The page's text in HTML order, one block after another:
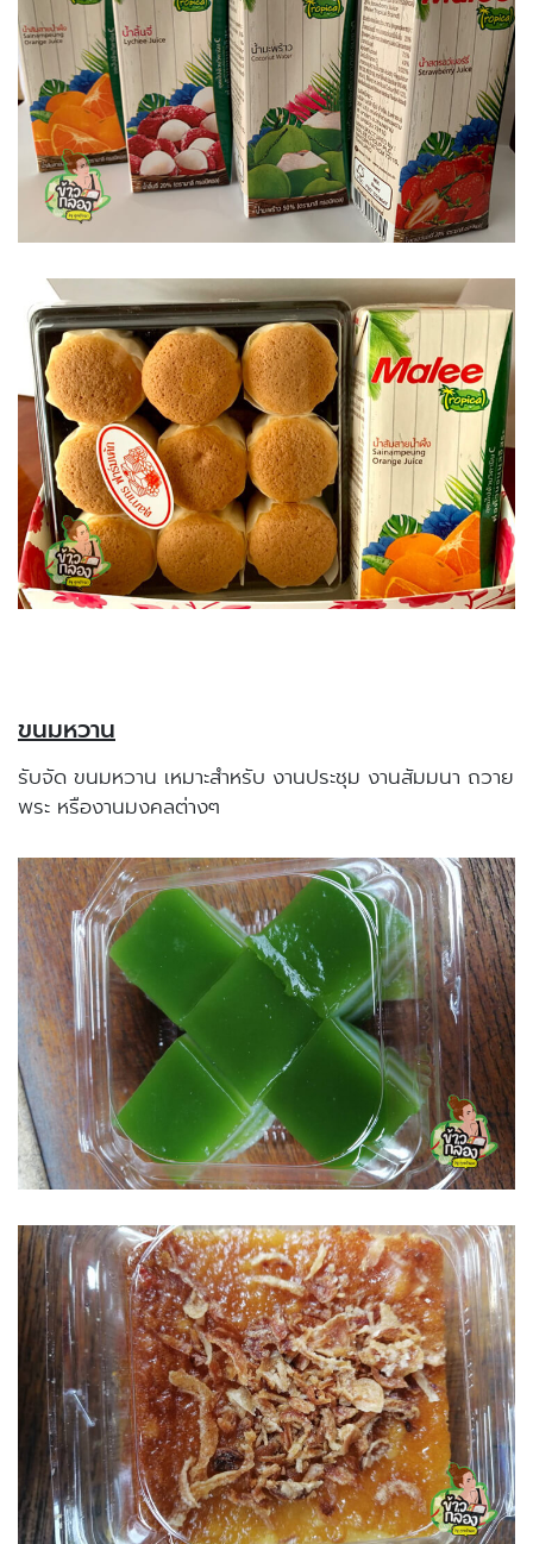
ขนมหวาน
รับจัด ขนมหวาน เหมาะสำหรับ งานประชุม งานสัมมนา ถวาย
พระ หรืองานมงคลต่างๆ